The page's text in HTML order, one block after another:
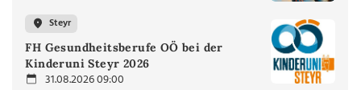
Steyr
FH Gesundheitsberufe OÖ bei der
Kinderuni Steyr 2026
31.08.2026 09:00